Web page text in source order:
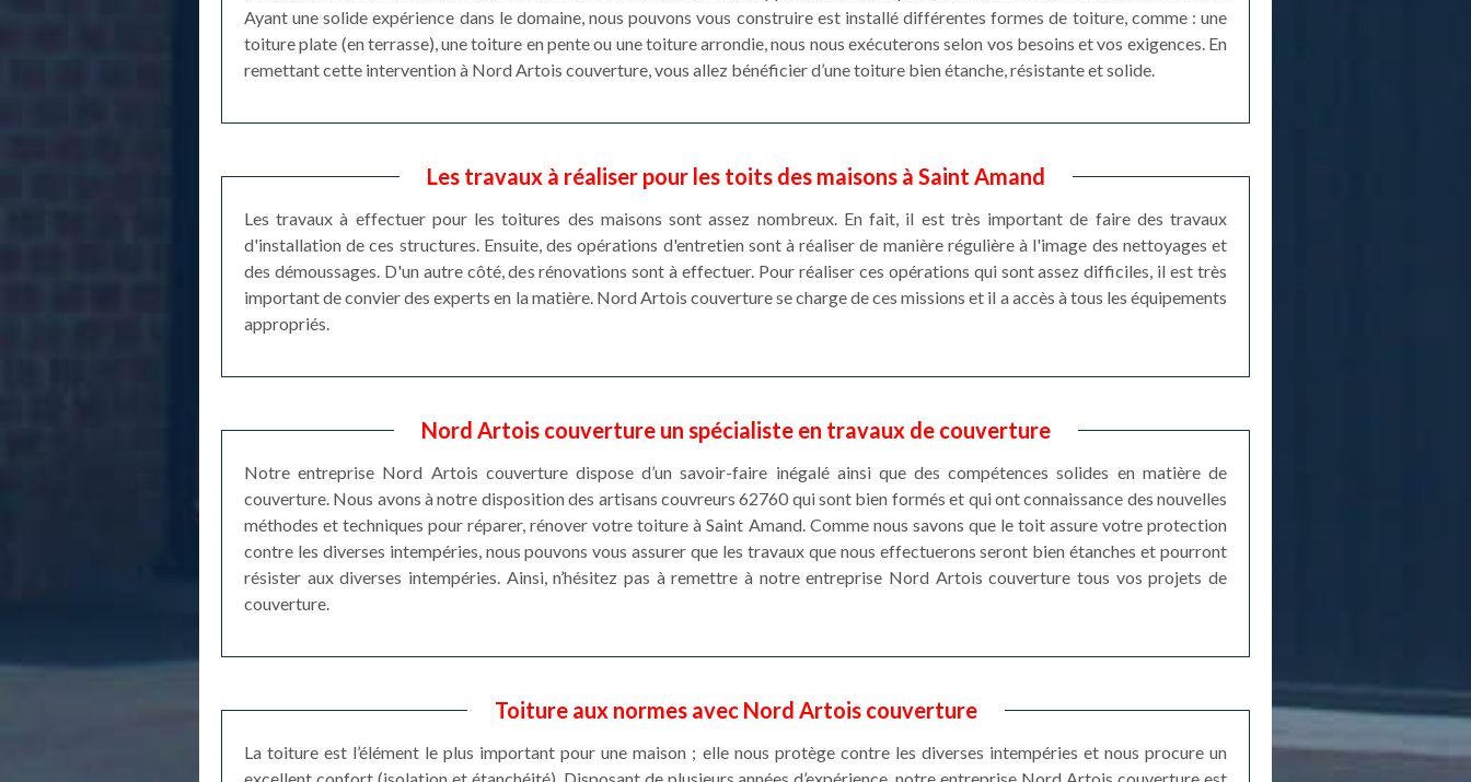
Ayant une solide expérience dans le domaine, nous pouvons vous construire est installé différentes formes de toiture, comme : une
toiture plate (en terrasse), une toiture en pente ou une toiture arrondie, nous nous exécuterons selon vos besoins et vos exigences. En
remettant cette intervention à Nord Artois couverture, vous allez bénéficier d’une toiture bien étanche, résistante et solide.
Les travaux à réaliser pour les toits des maisons à Saint Amand
Les travaux à effectuer pour les toitures des maisons sont assez nombreux. En fait, il est très important de faire des travaux
d'installation de ces structures. Ensuite, des opérations d'entretien sont à réaliser de manière régulière à l'image des nettoyages et
des démoussages. D'un autre côté, des rénovations sont à effectuer. Pour réaliser ces opérations qui sont assez difficiles, il est très
important de convier des experts en la matière. Nord Artois couverture se charge de ces missions et il a accès à tous les équipements
appropriés.
Nord Artois couverture un spécialiste en travaux de couverture
Notre entreprise Nord Artois couverture dispose d’un savoir-faire inégalé ainsi que des compétences solides en matière de
couverture. Nous avons à notre disposition des artisans couvreurs 62760 qui sont bien formés et qui ont connaissance des nouvelles
méthodes et techniques pour réparer, rénover votre toiture à Saint Amand. Comme nous savons que le toit assure votre protection
contre les diverses intempéries, nous pouvons vous assurer que les travaux que nous effectuerons seront bien étanches et pourront
résister aux diverses intempéries. Ainsi, n’hésitez pas à remettre à notre entreprise Nord Artois couverture tous vos projets de
couverture.
Toiture aux normes avec Nord Artois couverture
La toiture est l’élément le plus important pour une maison ; elle nous protège contre les diverses intempéries et nous procure un